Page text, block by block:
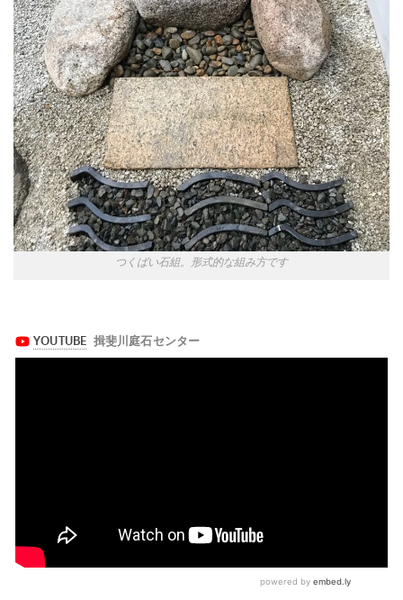
つくばい石組。形式的な組み方です